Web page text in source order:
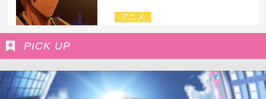
アニメ
PICK UP